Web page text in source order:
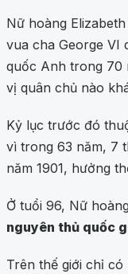
Nữ hoàng
vua cha George VI
quốc Anh trong 70
vị quân chủ nào
Kỷ lục trước đó
vì trong 63 năm, 7
năm 1901, hưởng
Ở tuổi 96, Nữ
nguyên thủ quốc
Trên thế giới chỉ